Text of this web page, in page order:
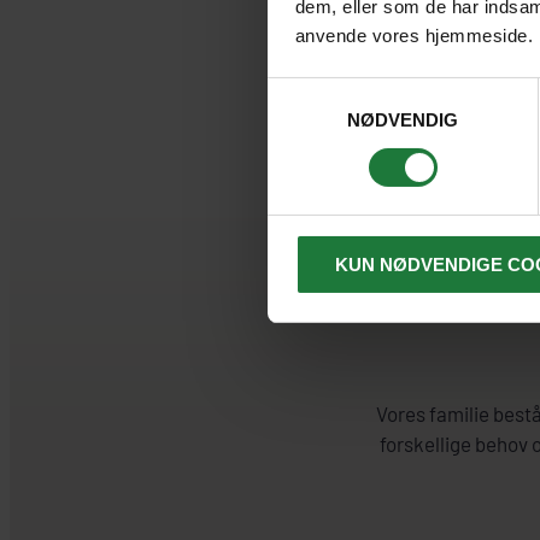
dem, eller som de har
anvende vores hjemmeside.
NØDVENDIG
KUN NØDVENDIGE
Efter etforedragi
oplevelser og
Vores familie
forskellige behov